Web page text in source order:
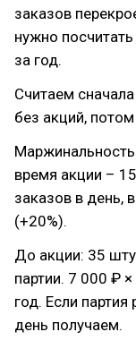
заказов
нужно
за год.
Считаем
без акций,
время акции –
заказов в день,
(+20%).
До акции: 35
партии. 7 000 ₽
год. Если
день получаем.